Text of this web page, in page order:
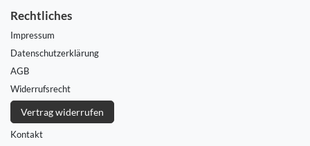
Rechtliches
Impressum
Daten­schutz­erklärung
AGB
Widerrufs­recht
Vertrag widerrufen
Kontakt